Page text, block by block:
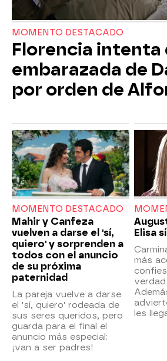
MOMENTO DESTACADO
Florencia intenta
embarazada de
por orden de
MOMENTO DESTACADO
Mahir y Canfeza
vuelven a darse el 'sí,
quiero' y sorprenden a
todos con el anuncio
de su próxima
paternidad
La pareja vuelve a darse
el 'sí, quiero' rodeada de
sus seres queridos, pero
guarda para el final el
anuncio más especial:
¡van a ser padres!
Elisa
más
les